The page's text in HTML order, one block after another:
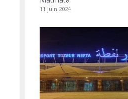
11 juin 2024